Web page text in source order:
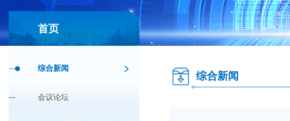
首页
综合新闻
会议论坛
综合新闻